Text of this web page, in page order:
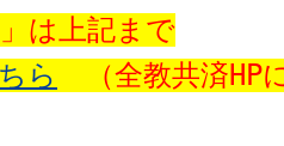
は上記まで
ら （全教共済HP